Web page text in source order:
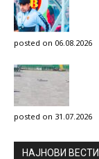
posted on 06.08.2026
posted on 31.07.2026
НAЈНОВИ ВЕСТИ